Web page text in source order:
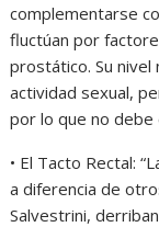
complementarse
fluctúan por
prostático. Su
actividad sexual,
por lo que no
• El Tacto Rectal:
a diferencia de
Salvestrini,